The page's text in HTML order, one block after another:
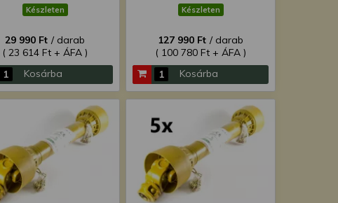
Készleten
29 990 Ft / darab
( 23 614 Ft + ÁFA )
Kosárba
Készleten
127 990 Ft / darab
( 100 780 Ft + ÁFA )
Kosárba